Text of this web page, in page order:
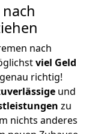
nach
viel Geld
richtig!
und
zu
nichts anderes